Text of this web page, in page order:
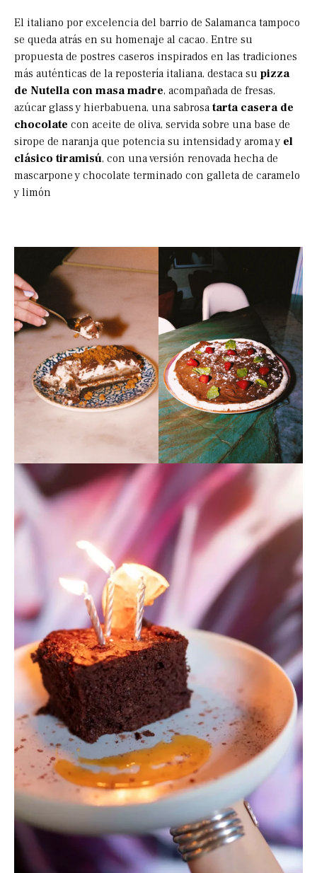
El italiano por excelencia del barrio de Salamanca tampoco
se queda atrás en su homenaje al cacao. Entre su
propuesta de postres caseros inspirados en las tradiciones
más auténticas de la repostería italiana, destaca su pizza
de Nutella con masa madre, acompañada de fresas,
azúcar glass y hierbabuena, una sabrosa tarta casera de
chocolate con aceite de oliva, servida sobre una base de
sirope de naranja que potencia su intensidad y aroma y el
clásico tiramisú, con una versión renovada hecha de
mascarpone y chocolate terminado con galleta de caramelo
y limón